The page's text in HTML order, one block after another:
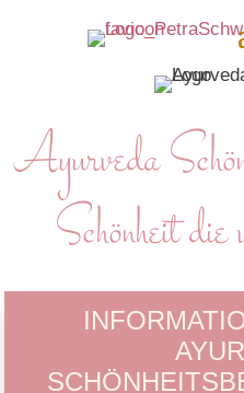
Ayurveda
Schönheit die